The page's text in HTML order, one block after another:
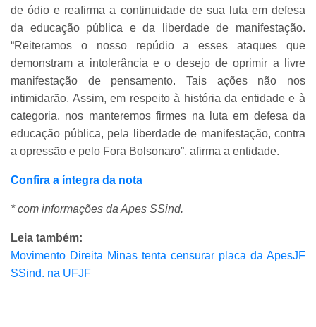
de ódio e reafirma a continuidade de sua luta em defesa
da educação pública e da liberdade de manifestação.
“Reiteramos o nosso repúdio a esses ataques que
demonstram a intolerância e o desejo de oprimir a livre
manifestação de pensamento. Tais ações não nos
intimidarão. Assim, em respeito à história da entidade e à
categoria, nos manteremos firmes na luta em defesa da
educação pública, pela liberdade de manifestação, contra
a opressão e pelo Fora Bolsonaro”, afirma a entidade.
Confira a íntegra da nota
* com informações da Apes SSind.
Leia também:
Movimento Direita Minas tenta censurar placa da ApesJF
SSind. na UFJF